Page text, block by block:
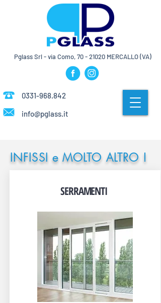
Pglass Srl - via Como,70 - 21020MERCALLO (VA)
0331-968.842
info@pglass.it
INFISSI e MOLTO ALTRO !
SERRAMENTI